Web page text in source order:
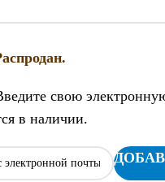
свою
в наличии.